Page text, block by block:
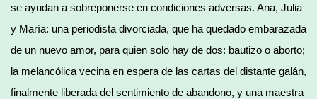
se ayudan a sobreponerse en condiciones adversas. Ana, Julia
y María: una periodista divorciada, que ha quedado embarazada
de un nuevo amor, para quien solo hay de dos: bautizo o aborto;
la melancólica vecina en espera de las cartas del distante galán,
finalmente liberada del sentimiento de abandono, y una maestra